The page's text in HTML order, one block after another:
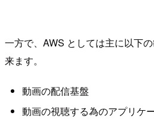
一方で、AWS としては主に以下
来ます。
動画の配信基盤
動画の視聴する為のアプリケ